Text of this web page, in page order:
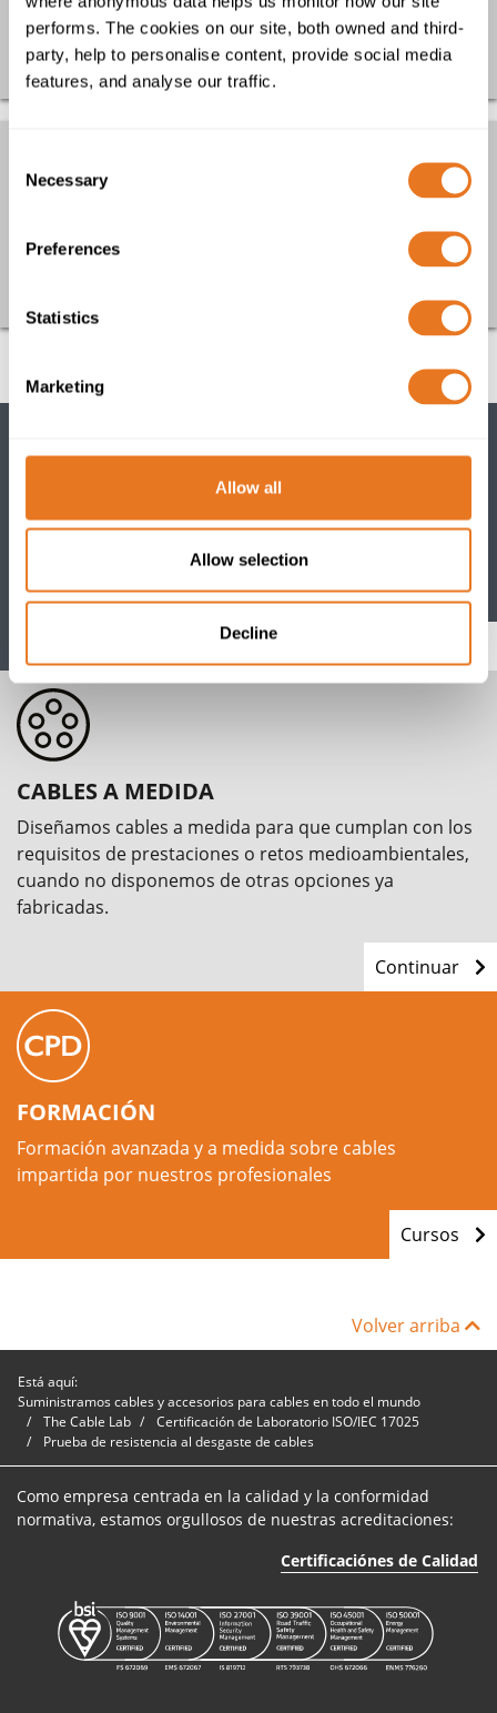
performs. The cookies on our site, both owned and third-
party, help to personalise content, provide social media
features, and analyse our traffic.
Selection
Necessary
Preferences
Statistics
Marketing
Allow all
Allow selection
Decline
Volver
CALCULADORA DE CABLES
Con nuestra calculadora puede determinar la cantidad
de cable de baja tensión según los estándares BS e IEC.
CABLES A MEDIDA
Diseñamos cables a medida para que cumplan con los
requisitos de prestaciones o retos medioambientales,
cuando no disponemos de otras opciones ya
fabricadas.
Continuar
FORMACIÓN
Formación avanzada y a medida sobre cables
impartida por nuestros profesionales
Cursos
Volver arriba
Está aquí:
Suministramos cables y accesorios para cables en todo el mundo
The Cable Lab
Certificación de Laboratorio ISO/IEC 17025
Prueba de resistencia al desgaste de cables
Como empresa centrada en la calidad y la conformidad
normativa, estamos orgullosos de nuestras acreditaciones:
Certificaciónes de Calidad